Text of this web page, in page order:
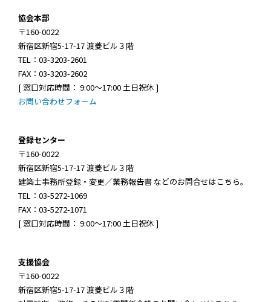
協会本部
〒160-0022
新宿区新宿5-17-17 渡菱ビル３階
TEL：03-3203-2601
FAX：03-3203-2602
[ 窓口対応時間： 9:00～17:00 土日祝休 ]
お問い合わせフォーム
登録センター
〒160-0022
新宿区新宿5-17-17 渡菱ビル３階
建築士事務所登録・変更／業務報告書 などのお問合せはこちら。
TEL：03-5272-1069
FAX：03-5272-1071
[ 窓口対応時間： 9:00～17:00 土日祝休 ]
支援協会
〒160-0022
新宿区新宿5-17-17 渡菱ビル３階